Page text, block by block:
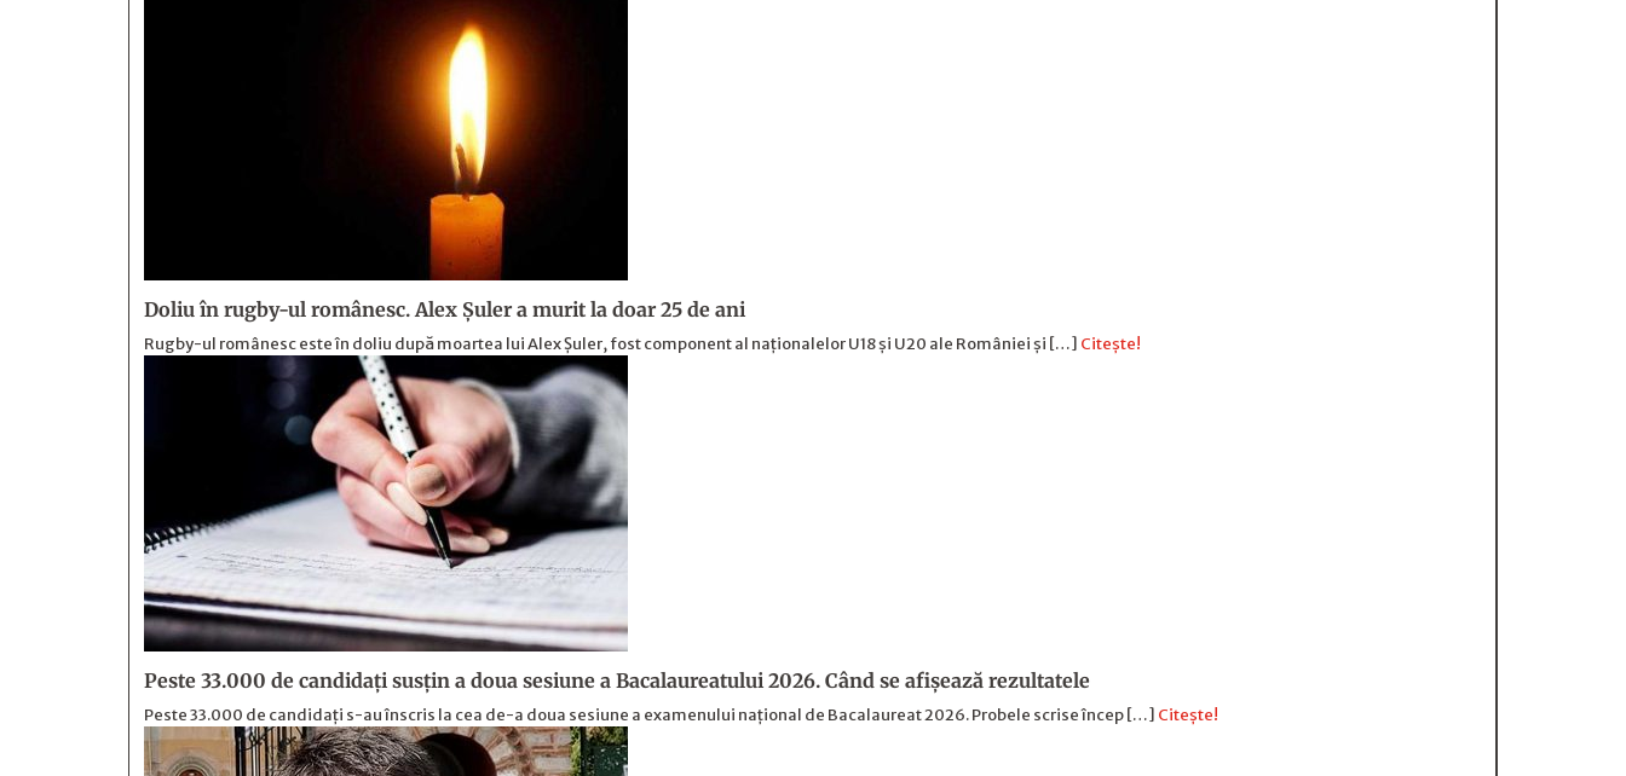
Doliu în rugby-ul românesc. Alex Șuler a murit la doar 25 de ani
Rugby-ul românesc este în doliu după moartea lui Alex Șuler, fost component al naționalelor U18 și U20 ale României și […] Citește!
Peste 33.000 de candidați susțin a doua sesiune a Bacalaureatului 2026. Când se afișează rezultatele
Peste 33.000 de candidați s-au înscris la cea de-a doua sesiune a examenului național de Bacalaureat 2026. Probele scrise încep […] Citește!